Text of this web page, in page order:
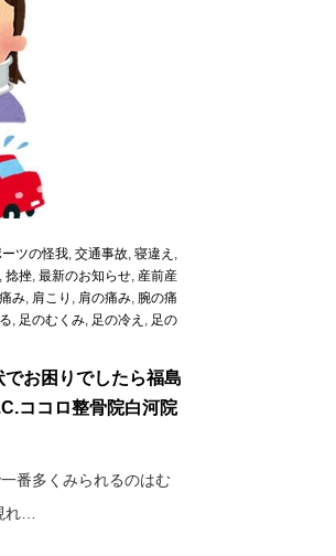
ーツの怪我, 交通事故, 寝違え ,
, 捻挫, 最新のお知らせ, 産前産
み, 肩こり , 肩の痛み, 腕の痛
, 足のむくみ, 足の冷え , 足の
お困りでしたら福島
ココロ整骨院白河院
番多くみられるのはむ
れ…